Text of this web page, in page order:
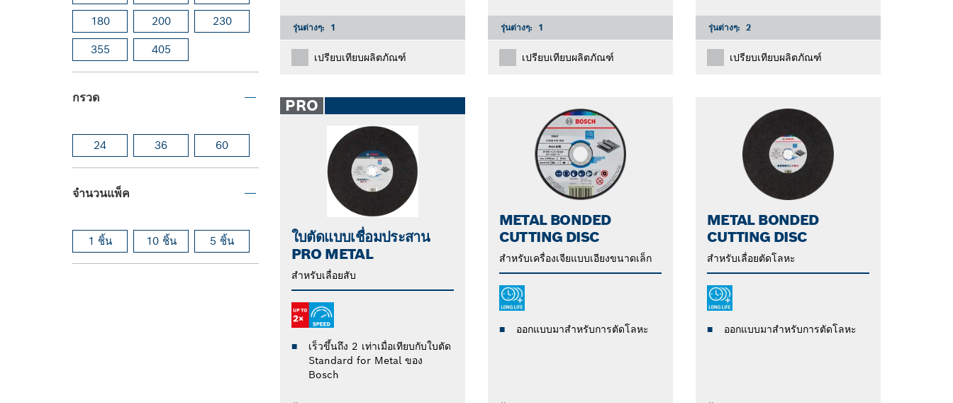
180 200 230
355 405
กรวด
24 36 60
จำนวนแพ็ค
1 ชิ้น 10 ชิ้น 5 ชิ้น
รุ่นต่างๆ: 1
เปรียบเทียบผลิตภัณฑ์
รุ่นต่างๆ: 1
เปรียบเทียบผลิตภัณฑ์
รุ่นต่างๆ: 2
เปรียบเทียบผลิตภัณฑ์
PRO
ใบตัดแบบเชื่อมประสาน
PRO METAL
สำหรับเลื่อยสับ
เร็วขึ้นถึง 2 เท่าเมื่อเทียบกับใบตัด
Standard for Metal ของ
Bosch
METAL BONDED
CUTTING DISC
สำหรับเครื่องเจียแบบเอียงขนาดเล็ก
ออกแบบมาสำหรับการตัดโลหะ
METAL BONDED
CUTTING DISC
สำหรับเลื่อยตัดโลหะ
ออกแบบมาสำหรับการตัดโลหะ